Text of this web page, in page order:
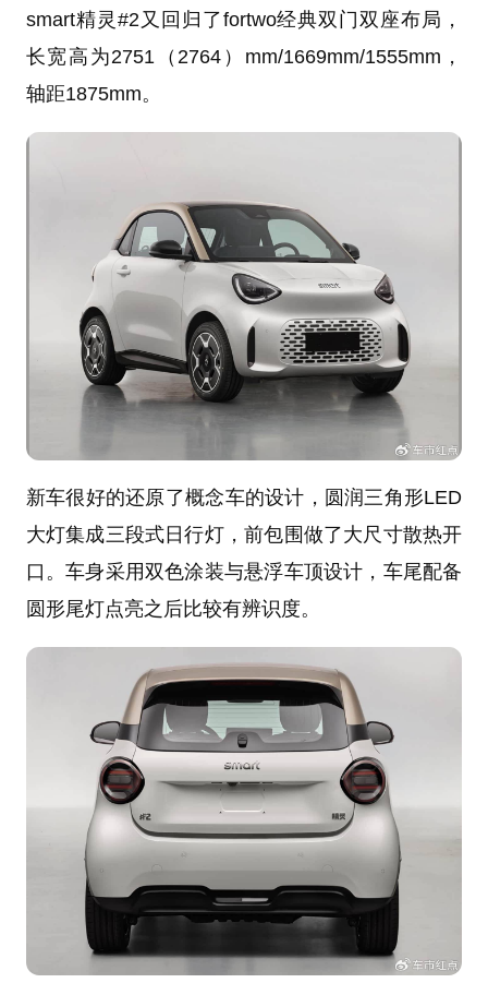
smart精灵#2又回归了fortwo经典双门双座布局，
长宽高为2751（2764）mm/1669mm/1555mm，
轴距1875mm。
新车很好的还原了概念车的设计，圆润三角形LED
大灯集成三段式日行灯，前包围做了大尺寸散热开
口。车身采用双色涂装与悬浮车顶设计，车尾配备
圆形尾灯点亮之后比较有辨识度。